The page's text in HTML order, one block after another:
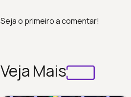
Seja o primeiro a comentar!
Veja Mais